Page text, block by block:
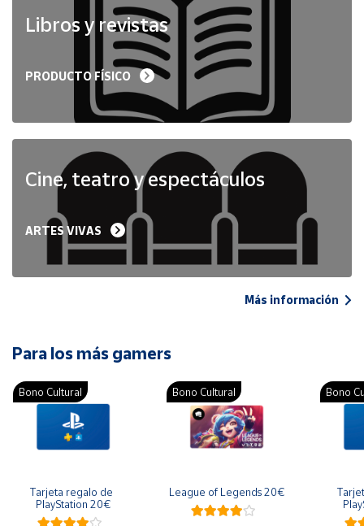
Melilla
Libros y revistas
PRODUCTO FÍSICO
Cine, teatro y espectáculos
ARTES VIVAS
Más información
Para los más gamers
Bono Cultural
Tarjeta regalo de
PlayStation 20€
Bono Cultural
League of Legends 20€
Bono